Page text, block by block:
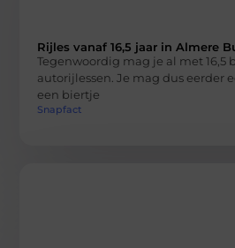
Rijles vanaf 16,5 jaar in Almere
Tegenwoordig mag je al met 16,5
autorijlessen. Je mag dus eerder
een biertje
Snapfact